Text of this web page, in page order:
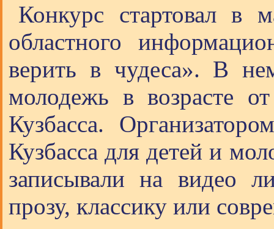
Конкурс стартовал в
областного
верить в чудеса». В
молодежь в возрасте
Кузбасса.
Кузбасса для детей и
записывали на видео
прозу, классику или